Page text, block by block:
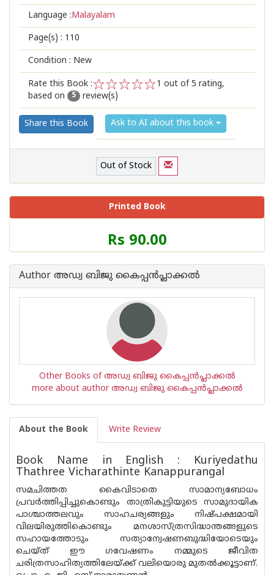
Language :Malayalam
Page(s) : 110
Condition : New
Rate this Book :
2
1
1 out of 5 rating,
based on
5 review(s)
Share this Book Ask to AI about this book
Out of Stock
Printed Book
Price
of
Book
is
Rs 90.00
Author അഡ്വ ബിജു കൈപ്പന്‍പ്ലാക്കല്‍
Other Books of അഡ്വ ബിജു കൈപ്പന്‍പ്ലാക്കല്‍
more about author അഡ്വ ബിജു കൈപ്പന്‍പ്ലാക്കല്‍
About the Book Write Review
Book Name in English : Kuriyedathu
Thathree Vicharathinte Kanappurangal
സമചിത്തത കൈവിടാതെ സാമാന്യബോധം
പ്രവര്‍ത്തിപ്പിച്ചുകൊണ്ടും താത്രികുട്ടിയുടെ സാമുദായിക
പാശ്ചാത്തലവും സാഹചര്യങ്ങളും നിഷ്പക്ഷമായി
വിലയിരുത്തികൊണ്ടും മനശാസ്ത്രസിദ്ധാന്തങ്ങളുടെ
സഹായത്തോടും സത്യാന്വേഷണബുദ്ധിയോടെയും
ചെയ്ത് ഈ ഗവേഷണം നമ്മുടെ ജീവിത
ചരിത്രസാഹിത്യത്തിലേയ്ക്ക് വലിയൊരു മുതല്‍ക്കൂട്ടാണ്.